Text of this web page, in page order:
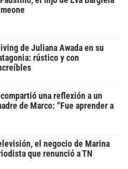
de Juliana Awada en su
rústico y con
una reflexión a un
de Marco: “Fue aprender a
el negocio de Marina
que renunció a TN